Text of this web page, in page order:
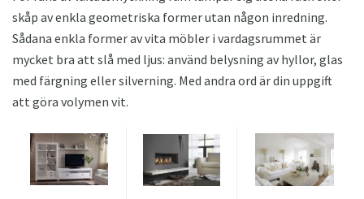
skåp av enkla geometriska former utan någon inredning.
Sådana enkla former av vita möbler i vardagsrummet är
mycket bra att slå med ljus: använd belysning av hyllor, glas
med färgning eller silverning. Med andra ord är din uppgift
att göra volymen vit.